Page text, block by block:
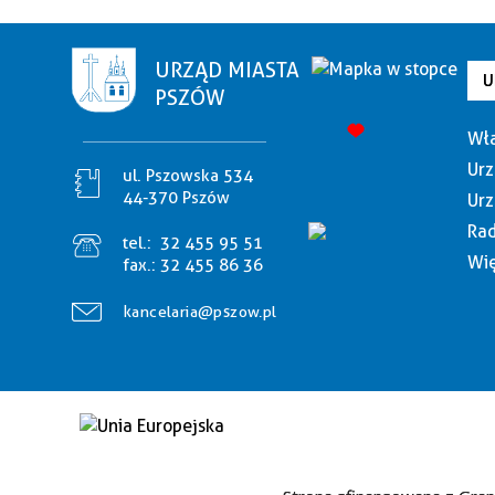
URZĄD MIASTA
PSZÓW
ul. Pszowska 534
44-370 Pszów
tel.: 32 455 95 51
fax.: 32 455 86 36
kancelaria@pszow.pl